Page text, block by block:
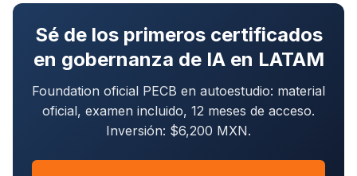
Sé de los primeros certificados
en gobernanza de IA en LATAM
Foundation oficial PECB en autoestudio: material
oficial, examen incluido, 12 meses de acceso.
Inversión: $6,200 MXN.